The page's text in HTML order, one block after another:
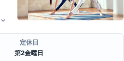
定休日
第2金曜日